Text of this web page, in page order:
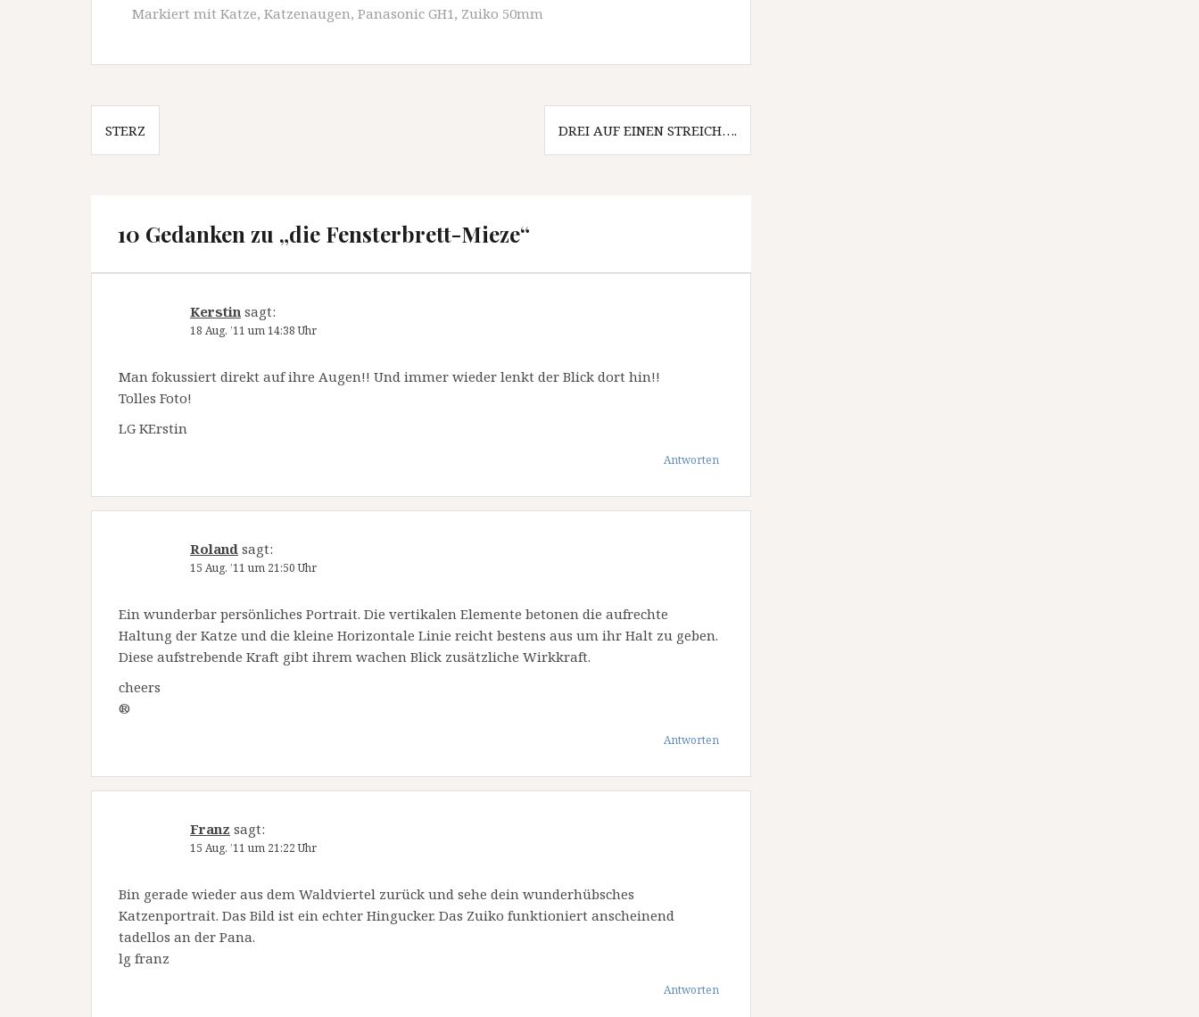
Markiert mit Katze, Katzenaugen, Panasonic GH1 , Zuiko 50mm
Beitragsnavigation
STERZ DREI AUF EINEN STREICH….
10 Gedanken zu „die Fensterbrett-Mieze“
Kerstin sagt:
18 Aug. ’11 um 14:38 Uhr
Man fokussiert direkt auf ihre Augen!! Und immer wieder lenkt der Blick dort hin!!
Tolles Foto!
LG KErstin
Antworten
Roland sagt:
15 Aug. ’11 um 21:50 Uhr
Ein wunderbar persönliches Portrait. Die vertikalen Elemente betonen die aufrechte
Haltung der Katze und die kleine Horizontale Linie reicht bestens aus um ihr Halt zu geben.
Diese aufstrebende Kraft gibt ihrem wachen Blick zusätzliche Wirkkraft.
cheers
®
Antworten
Franz sagt:
15 Aug. ’11 um 21:22 Uhr
Bin gerade wieder aus dem Waldviertel zurück und sehe dein wunderhübsches
Katzenportrait. Das Bild ist ein echter Hingucker. Das Zuiko funktioniert anscheinend
tadellos an der Pana.
lg franz
Antworten